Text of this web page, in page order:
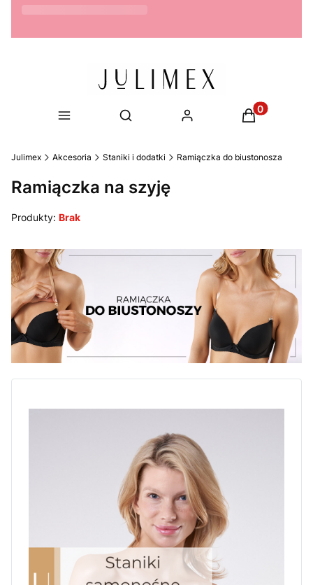
Otwórz wyszukiwarkęProdukty w
Julimex Akcesoria Staniki i dodatki Ramiączka do biustonosza
Ramiączka na szyję
Produkty: Brak